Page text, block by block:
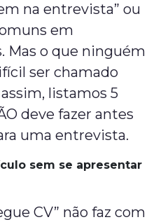
na entrevista” ou
em
Mas o que ninguém
ser chamado
listamos 5
deve fazer antes
uma entrevista.
sem se apresentar
CV” não faz com